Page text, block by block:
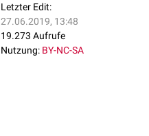
Letzter Edit:
27.06.2019, 13:48
19.273 Aufrufe
Nutzung: BY-NC-SA